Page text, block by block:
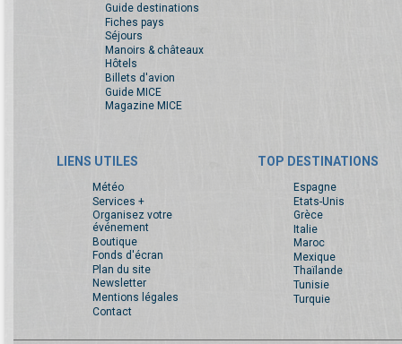
Guide destinations
Fiches pays
Séjours
Manoirs & châteaux
Hôtels
Billets d'avion
Guide MICE
Magazine MICE
LIENS UTILES
Météo
Services +
Organisez votre
événement
Boutique
Fonds d'écran
Plan du site
Newsletter
Mentions légales
Contact
TOP DESTINATIONS
Espagne
Etats-Unis
Grèce
Italie
Maroc
Mexique
Thaïlande
Tunisie
Turquie